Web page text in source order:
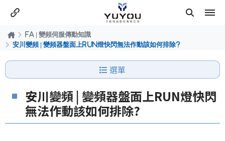
FA | 變頻伺服傳動知識
安川變頻 | 變頻器盤面上RUN燈快閃無法作動該如何排除?
選單
安川變頻 | 變頻器盤面上RUN燈快閃
無法作動該如何排除?